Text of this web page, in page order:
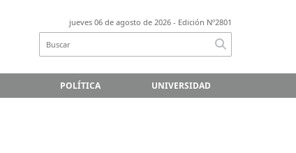
jueves 06 de agosto de 2026 - Edición Nº2801
POLÍTICA UNIVERSIDAD